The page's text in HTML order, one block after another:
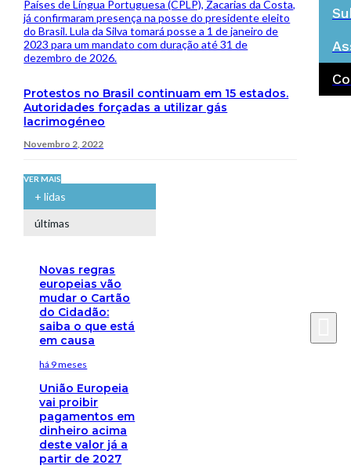
Países de Língua Portuguesa (CPLP), Zacarias da Costa,
já confirmaram presença na posse do presidente eleito
do Brasil. Lula da Silva tomará posse a 1 de janeiro de
2023 para um mandato com duração até 31 de
dezembro de 2026.
Protestos no Brasil continuam em 15 estados.
Autoridades forçadas a utilizar gás
lacrimogéneo
Novembro 2, 2022
VER MAIS
+ lidas
últimas
Novas regras
europeias vão
mudar o Cartão
do Cidadão:
saiba o que está
em causa
há 9 meses
União Europeia
vai proibir
pagamentos em
dinheiro acima
deste valor já a
partir de 2027